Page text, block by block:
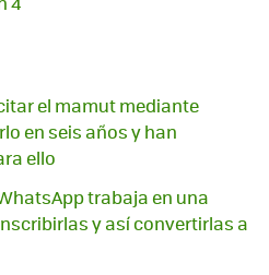
el mamut mediante
en seis años y han
ello
trabaja en una
y así convertirlas a